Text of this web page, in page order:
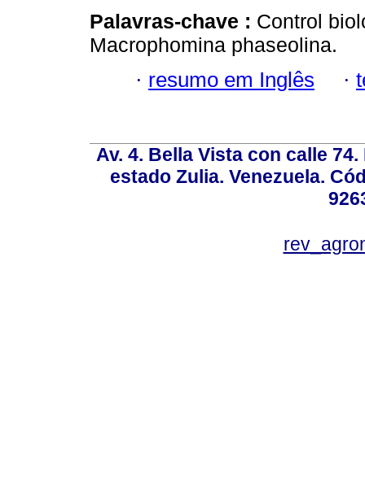
Palavras-chave : Control
Macrophomina phaseolina.
· resumo em Inglês ·
Av. 4. Bella Vista con calle
estado Zulia. Venezuela.